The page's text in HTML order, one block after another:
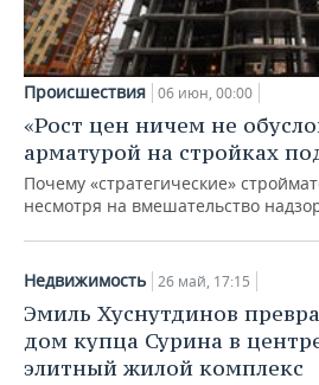
Происшествия 06 июн, 00:00
«Рост цен ничем не
арматурой на стройках
Почему «стратегические»
несмотря на вмешательство
Недвижимость 26 май, 17:15
Эмиль Хуснутдинов
дом купца Сурина в
элитный жилой комплекс